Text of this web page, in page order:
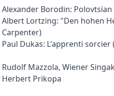
Alexander Borodin:
Albert Lortzing: "Den hohen
Carpenter)
Paul Dukas: L'apprenti
Rudolf Mazzola, Wiener
Herbert Prikopa